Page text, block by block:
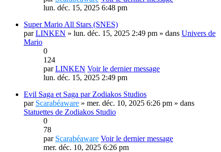
lun. déc. 15, 2025 6:48 pm
Super Mario All Stars (SNES)
parLINKEN » lun. déc. 15, 2025 2:49 pm » dans Univers de
Mario
0
124
parLINKEN Voir le dernier message
lun. déc. 15, 2025 2:49 pm
Evil Saga et Saga par Zodiakos Studios
par Scarabéaware » mer. déc. 10, 2025 6:26 pm » dans
Statuettes de Zodiakos Studio
0
78
par Scarabéaware Voir le dernier message
mer. déc. 10, 2025 6:26 pm